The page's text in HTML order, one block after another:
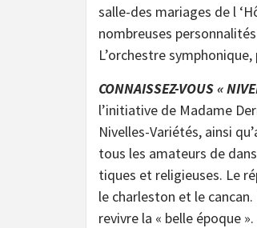
salle-des mariages de l
nombreuses
L’orchestre
CONNAISSEZ-VOUS «
l’initiative de Madame
Nivelles-Variétés, ainsi
tous les amateurs de
tiques et religieuses. Le
le charleston et le
revivre la « belle époque